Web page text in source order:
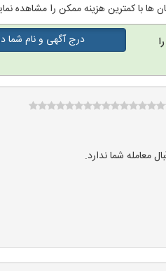
ها با کمترین هزینه ممکن را مشاهده
درج آگهی و نام شما
معامله شما ندارد.